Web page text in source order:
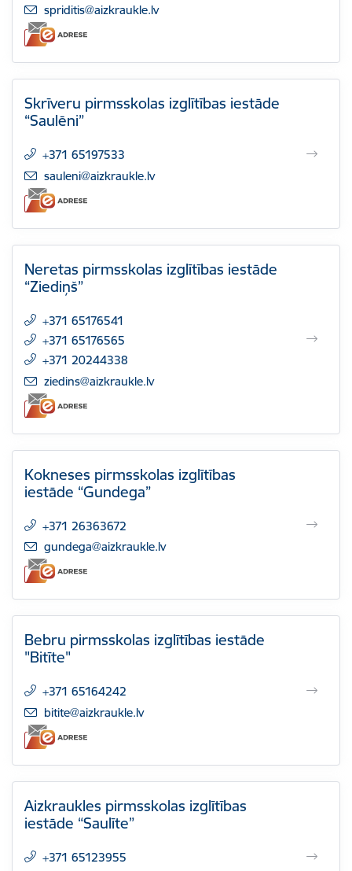
E-pasts:
spriditis@aizkraukle.lv
Skrīveru pirmsskolas izglītības iestāde
“Saulēni”
+371 65197533
E-pasts:
sauleni@aizkraukle.lv
Neretas pirmsskolas izglītības iestāde
“Ziediņš”
+371 65176541
+371 65176565
+371 20244338
E-pasts:
ziedins@aizkraukle.lv
Kokneses pirmsskolas izglītības
iestāde “Gundega”
+371 26363672
E-pasts:
gundega@aizkraukle.lv
Bebru pirmsskolas izglītības iestāde
"Bitīte"
+371 65164242
E-pasts:
bitite@aizkraukle.lv
Aizkraukles pirmsskolas izglītības
iestāde “Saulīte”
+371 65123955